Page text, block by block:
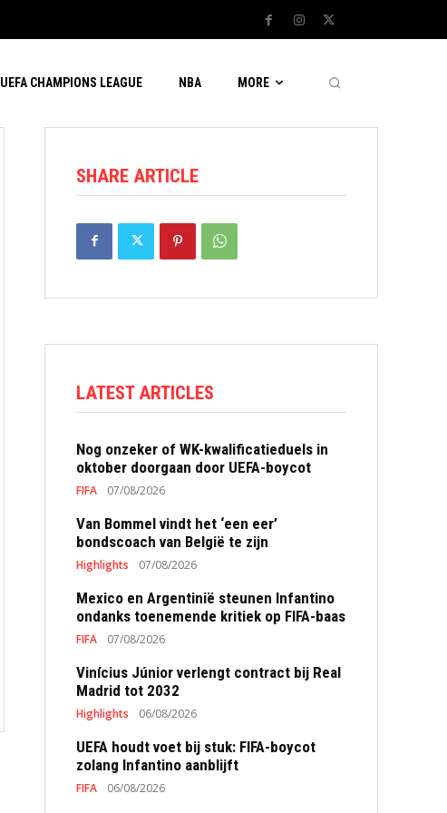
UEFA CHAMPIONS LEAGUE NBA MORE
SHARE ARTICLE
LATEST ARTICLES
Nog onzeker of WK-kwalificatieduels in
oktober doorgaan door UEFA-boycot
FIFA 07/08/2026
Van Bommel vindt het ‘een eer’
bondscoach van België te zijn
Highlights 07/08/2026
Mexico en Argentinië steunen Infantino
ondanks toenemende kritiek op FIFA-baas
FIFA 07/08/2026
Vinícius Júnior verlengt contract bij Real
Madrid tot 2032
Highlights 06/08/2026
UEFA houdt voet bij stuk: FIFA-boycot
zolang Infantino aanblijft
FIFA 06/08/2026